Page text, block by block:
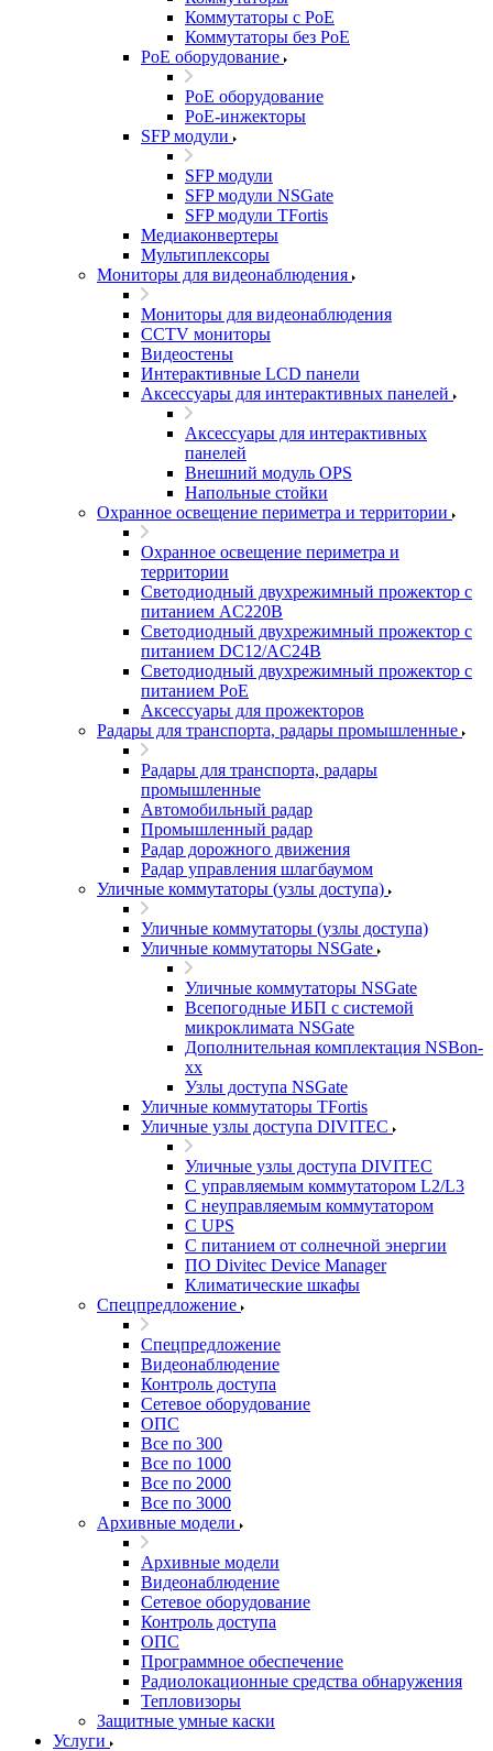
Коммутаторы с PoE
Коммутаторы без PoE
PoE оборудование
PoE оборудование
PoE-инжекторы
SFP модули
SFP модули
SFP модули NSGate
SFP модули TFortis
Медиаконвертеры
Мультиплексоры
Мониторы для видеонаблюдения
Мониторы для видеонаблюдения
CCTV мониторы
Видеостены
Интерактивные LCD панели
Аксессуары для интерактивных панелей
Аксессуары для интерактивных
панелей
Внешний модуль OPS
Напольные стойки
Охранное освещение периметра и территории
Охранное освещение периметра и
территории
Светодиодный двухрежимный прожектор с
питанием AC220В
Светодиодный двухрежимный прожектор с
питанием DC12/AC24В
Светодиодный двухрежимный прожектор с
питанием PoE
Аксессуары для прожекторов
Радары для транспорта, радары промышленные
Радары для транспорта, радары
промышленные
Автомобильный радар
Промышленный радар
Радар дорожного движения
Радар управления шлагбаумом
Уличные коммутаторы (узлы доступа)
Уличные коммутаторы (узлы доступа)
Уличные коммутаторы NSGate
Уличные коммутаторы NSGate
Всепогодные ИБП с системой
микроклимата NSGate
Дополнительная комплектация NSBon-
xx
Узлы доступа NSGate
Уличные коммутаторы TFortis
Уличные узлы доступа DIVITEC
Уличные узлы доступа DIVITEC
С управляемым коммутатором L2/L3
С неуправляемым коммутатором
С UPS
С питанием от солнечной энергии
ПО Divitec Device Manager
Климатические шкафы
Спецпредложение
Спецпредложение
Видеонаблюдение
Контроль доступа
Сетевое оборудование
ОПС
Все по 300
Все по 1000
Все по 2000
Все по 3000
Архивные модели
Архивные модели
Видеонаблюдение
Сетевое оборудование
Контроль доступа
ОПС
Программное обеспечение
Радиолокационные средства обнаружения
Тепловизоры
Защитные умные каски
Услуги